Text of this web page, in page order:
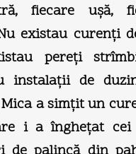
fiecare uşă,
existau curenţi
pereţi
instalaţii de
a simţit un
i a îngheţat